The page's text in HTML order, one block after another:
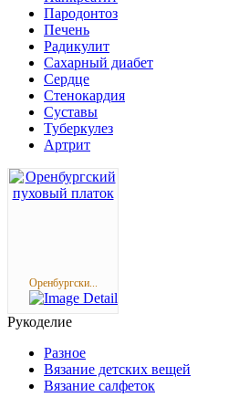
Пародонтоз
Печень
Радикулит
Сахарный диабет
Сердце
Стенокардия
Суставы
Туберкулез
Артрит
Оренбургски...
Рукоделие
Разное
Вязание детских вещей
Вязание салфеток